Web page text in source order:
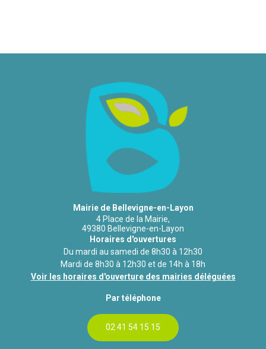
Mairie de Bellevigne-en-Layon
4 Place de la Mairie,
49380 Bellevigne-en-Layon
Horaires d'ouvertures
Du mardi au samedi de 8h30 à 12h30
Mardi de 8h30 à 12h30 et de 14h à 18h
Voir les horaires d'ouverture des mairies déléguées
Par téléphone
02 41 54 15 15